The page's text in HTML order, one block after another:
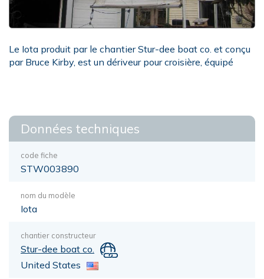
Le Iota produit par le chantier Stur-dee boat co. et conçu
par Bruce Kirby, est un dériveur pour croisière, équipé
Données techniques
code fiche
STW003890
nom du modèle
Iota
chantier constructeur
Stur-dee boat co.
United States